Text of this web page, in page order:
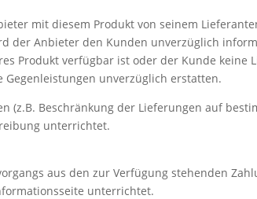
mit diesem Produkt von seinem
der Anbieter den Kunden unverzüglich
Produkt verfügbar ist oder der Kunde keine
unverzüglich erstatten.
(z.B. Beschränkung der Lieferungen auf
unterrichtet.
aus den zur Verfügung stehenden
unterrichtet.